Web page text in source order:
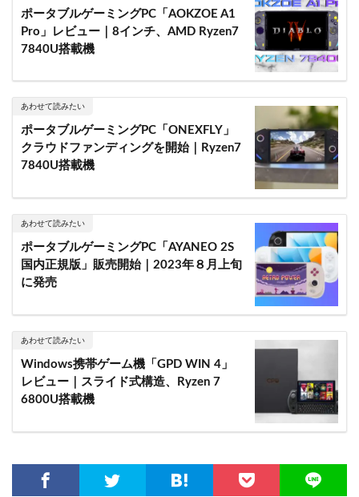
ポータブルゲーミングPC「AOKZOE A1
Pro」レビュー｜8インチ、AMD Ryzen7
7840U搭載機
あわせて読みたい
ポータブルゲーミングPC「ONEXFLY」
クラウドファンディングを開始｜Ryzen7
7840U搭載機
あわせて読みたい
ポータブルゲーミングPC「AYANEO 2S
国内正規版」販売開始｜2023年８月上旬
に発売
あわせて読みたい
Windows携帯ゲーム機「GPD WIN 4」
レビュー｜スライド式構造、Ryzen 7
6800U搭載機